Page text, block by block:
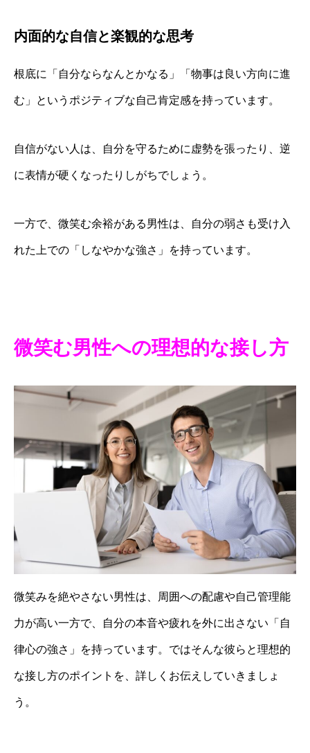
内面的な自信と楽観的な思考
根底に「自分ならなんとかなる」「物事は良い方向に進
む」というポジティブな自己肯定感を持っています。
自信がない人は、自分を守るために虚勢を張ったり、逆
に表情が硬くなったりしがちでしょう。
一方で、微笑む余裕がある男性は、自分の弱さも受け入
れた上での「しなやかな強さ」を持っています。
微笑む男性への理想的な接し方
微笑みを絶やさない男性は、周囲への配慮や自己管理能
力が高い一方で、自分の本音や疲れを外に出さない「自
律心の強さ」を持っています。ではそんな彼らと理想的
な接し方のポイントを、詳しくお伝えしていきましょ
う。